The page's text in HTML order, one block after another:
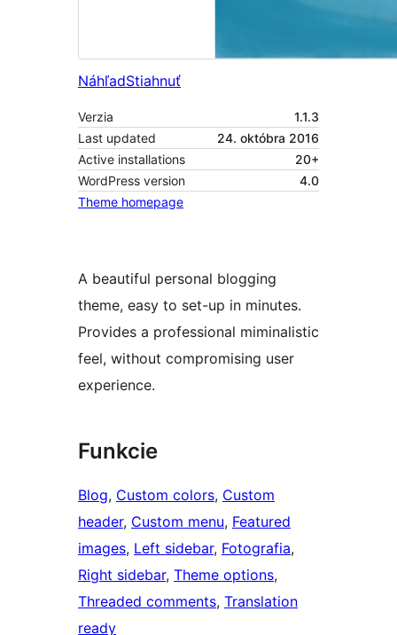
NáhľadStiahnuť
Verzia
1.1.3
Last updated
24. októbra 2016
Active installations
20+
WordPress version
4.0
Theme homepage
A beautiful personal blogging
theme, easy to set-up in minutes.
Provides a professional miminalistic
feel, without compromising user
experience.
Funkcie
Blog, Custom colors, Custom
header, Custom menu, Featured
images, Left sidebar, Fotografia
Right sidebar, Theme options
Threaded comments, Translation
ready